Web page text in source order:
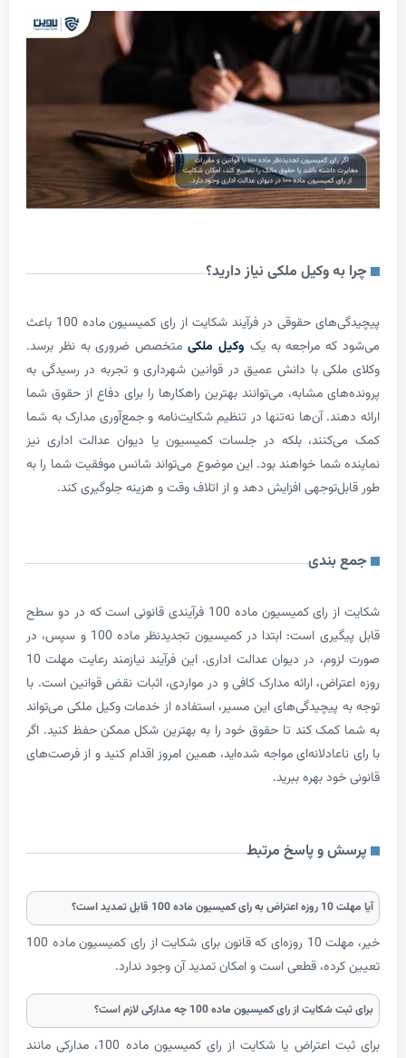
وکیل ملکی نیاز دارید؟
پیچیدگی‌های حقوقی در فرآیند شکایت از رای کمیسیون ماده 100 باعث
مراجعه به یکوکیل ملکیمتخصص ضروری به نظر برسد.
با دانش عمیق در قوانین شهرداری و تجربه در رسیدگی به
مشابه، می‌توانند بهترین راهکارها را برای دفاع از حقوق شما
آن‌ها نه‌تنها در تنظیم شکایت‌نامه و جمع‌آوری مدارک به شما
بلکه در جلسات کمیسیون یا دیوان عدالت اداری نیز
شما خواهند بود. این موضوع می‌تواند شانس موفقیت شما را به
افزایش دهد و از اتلاف وقت و هزینه جلوگیری کند.
شکایت از رای کمیسیون ماده 100 فرآیندی قانونی است که در دو سطح
قابل پیگیری است: ابتدا در کمیسیون تجدیدنظر ماده 100 و سپس، در
صورت لزوم، در دیوان عدالت اداری. این فرآیند نیازمند رعایت مهلت 10
ارائه مدارک کافی و در مواردی، اثبات نقض قوانین است. با
این مسیر، استفاده از خدمات وکیل ملکی می‌تواند
کند تا حقوق خود را به بهترین شکل ممکن حفظ کنید. اگر
مواجه شده‌اید، همین امروز اقدام کنید و از فرصت‌های
بهره ببرید.
و پاسخ مرتبط
خیر، مهلت 10 روزه‌ای که قانون برای شکایت از رای کمیسیون ماده 100
قطعی است و امکان تمدید آن وجود ندارد.
از رای کمیسیون ماده 100 چه مدارکی لازم است؟
برای ثبت اعتراض یا شکایت از رای کمیسیون ماده 100، مدارکی مانند